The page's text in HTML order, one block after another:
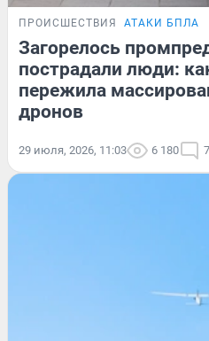
ПРОИСШЕСТВИЯ АТАКИ БПЛА
Загорелось
пострадали люди:
пережила
дронов
29 июля, 2026, 11:03 6 180